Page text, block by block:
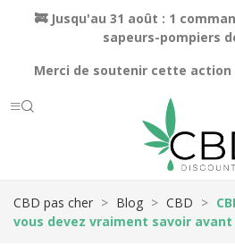
🚒 Jusqu'au 31 août : 1
sapeurs-pompiers
Merci de soutenir cette action
CBD pas cher Blog CBD
vous devez vraiment savoir